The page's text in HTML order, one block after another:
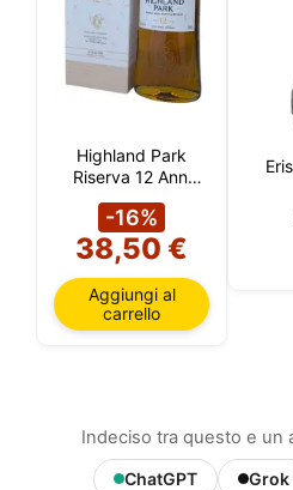
Highland Park
Riserva 12 Anni
(Orkney)
-16%
38,50 €
Aggiungi al
carrello
Indeciso tra questo e un
ChatGPT Grok